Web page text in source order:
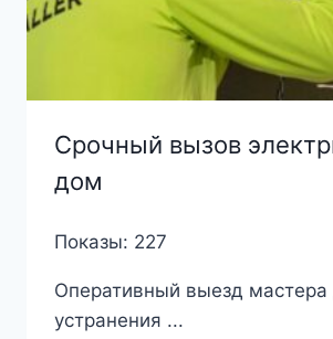
Срочный вызов
дом
Показы: 227
Оперативный выезд мастера
устранения ...